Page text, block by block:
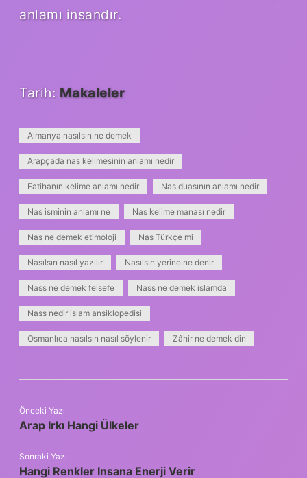
anlamı insandır.
Tarih: Makaleler
Almanya nasılsın ne demek
Arapçada nas kelimesinin anlamı nedir
Fatihanın kelime anlamı nedir Nas duasının anlamı nedir
Nas isminin anlamı ne Nas kelime manası nedir
Nas ne demek etimoloji Nas Türkçe mi
Nasılsın nasıl yazılır Nasılsın yerine ne denir
Nass ne demek felsefe Nass ne demek islamda
Nass nedir islam ansiklopedisi
Osmanlıca nasılsın nasıl söylenir Zâhir ne demek din
Önceki Yazı
Arap Irkı Hangi Ülkeler
Sonraki Yazı
Hangi Renkler Insana Enerji Verir